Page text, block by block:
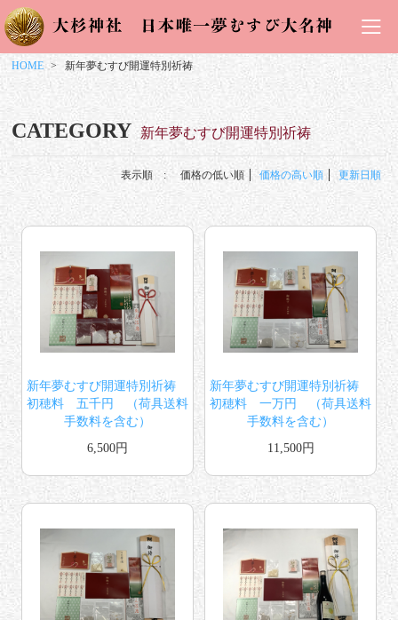
HOME 新年夢むすび開運特別祈祷
CATEGORY 新年夢むすび開運特別祈祷
表示順 : 価格の低い順 価格の高い順 更新日順
新年夢むすび開運特別祈祷
初穂料 五千円 （荷具送料
手数料を含む）
6,500円
新年夢むすび開運特別祈祷
初穂料 一万円 （荷具送料
手数料を含む）
11,500円